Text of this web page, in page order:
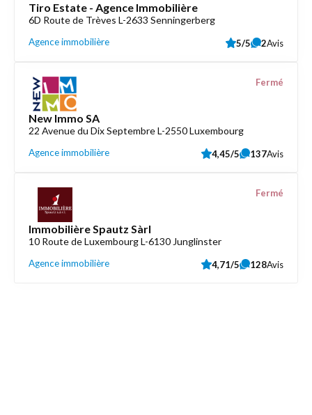
Tiro Estate - Agence Immobilière
6D Route de Trèves L-2633 Senningerberg
Agence immobilière 5/5 2Avis
New Immo SA
22 Avenue du Dix Septembre L-2550 Luxembourg
Agence immobilière
Fermé
4,45/5 137Avis
Immobilière Spautz Sàrl
10 Route de Luxembourg L-6130 Junglinster
Agence immobilière
Fermé
4,71/5 128Avis